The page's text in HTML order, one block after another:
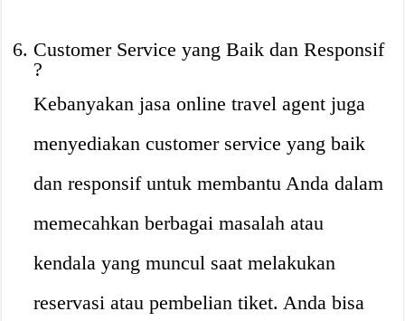
Customer Service yang Baik dan Responsif
?
Kebanyakan jasa online travel agent juga
menyediakan customer service yang baik
dan responsif untuk membantu Anda dalam
memecahkan berbagai masalah atau
kendala yang muncul saat melakukan
reservasi atau pembelian tiket. Anda bisa